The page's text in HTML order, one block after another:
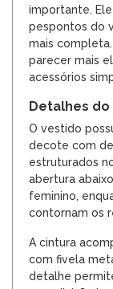
importante.
pespontos do
mais
parecer mais
acessórios
Detalhes do
O vestido
decote com
estruturados
abertura
feminino,
contornam os
A cintura
com fivela
detalhe